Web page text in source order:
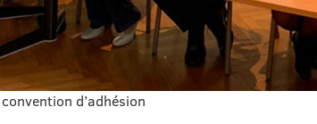
d’adhésion